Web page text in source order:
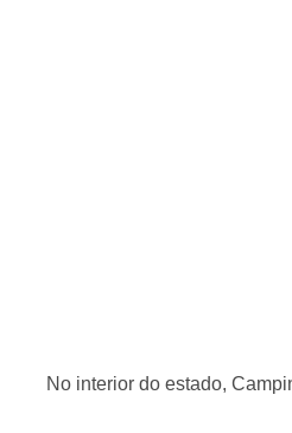
No interior do estado,